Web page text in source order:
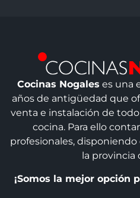
Cocinas Nogales es una
años de antigüedad que
venta e instalación de
cocina. Para ello
profesionales,
la provincia
¡Somos la mejor opción